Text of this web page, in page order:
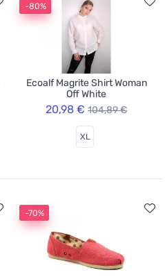
-80%
Ecoalf Magrite Shirt Woman
Off White
20,98 € 104,89 €
XL
-70%